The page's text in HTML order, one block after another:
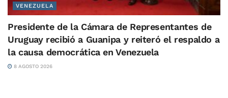
VENEZUELA
Presidente de la Cámara de Representantes de
Uruguay recibió a Guanipa y reiteró el respaldo a
la causa democrática en Venezuela
8 AGOSTO 2026